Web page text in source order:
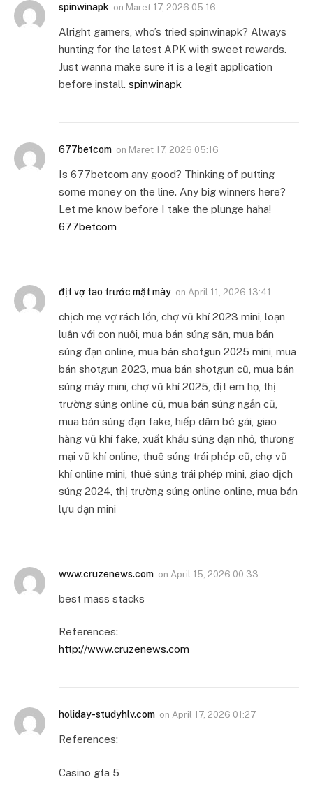
spinwinapk on Maret 17, 2026 05:16
Alright gamers, who’s tried spinwinapk? Always
hunting for the latest APK with sweet rewards.
Just wanna make sure it is a legit application
before install. spinwinapk
677betcom on Maret 17, 2026 05:16
Is 677betcom any good? Thinking of putting
some money on the line. Any big winners here?
Let me know before I take the plunge haha!
677betcom
địt vợ tao trước mặt mày on April 11, 2026 13:41
chịch mẹ vợ rách lồn, chợ vũ khí 2023 mini, loạn
luân với con nuôi, mua bán súng săn, mua bán
súng đạn online, mua bán shotgun 2025 mini, mua
bán shotgun 2023, mua bán shotgun cũ, mua bán
súng máy mini, chợ vũ khí 2025, địt em họ, thị
trường súng online cũ, mua bán súng ngắn cũ,
mua bán súng đạn fake, hiếp dâm bé gái, giao
hàng vũ khí fake, xuất khẩu súng đạn nhỏ, thương
mại vũ khí online, thuê súng trái phép cũ, chợ vũ
khí online mini, thuê súng trái phép mini, giao dịch
súng 2024, thị trường súng online online, mua bán
lựu đạn mini
www.cruzenews.com on April 15, 2026 00:33
best mass stacks
References:
http://www.cruzenews.com
holiday-studyhlv.com on April 17, 2026 01:27
References:
Casino gta 5